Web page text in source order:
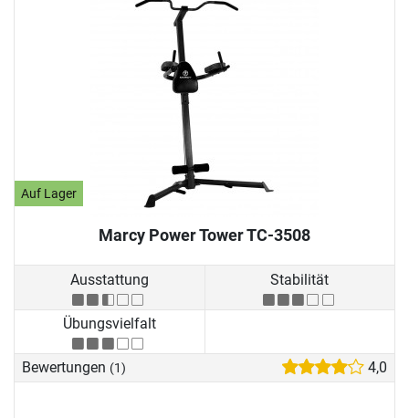
Auf Lager
Marcy Power Tower TC-3508
Ausstattung Stabilität
Übungsvielfalt
Bewertungen (1) 4,0